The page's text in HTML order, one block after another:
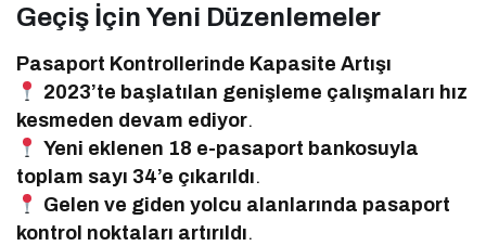
Geçiş İçin Yeni Düzenlemeler
Pasaport Kontrollerinde Kapasite Artışı
2023’te başlatılan genişleme çalışmaları hız
kesmeden devam ediyor.
Yeni eklenen 18 e-pasaport bankosuyla
toplam sayı 34’e çıkarıldı.
Gelen ve giden yolcu alanlarında pasaport
kontrol noktaları artırıldı.